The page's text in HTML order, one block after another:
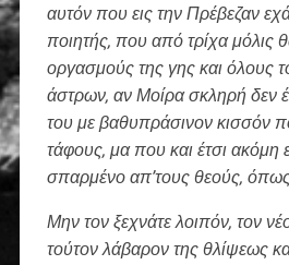
αυτόν που εις την Πρέβεζαν
ποιητής, που από τρίχα μόλις
οργασμούς της γης και όλους
άστρων, αν Μοίρα σκληρή δεν
του με βαθυπράσινον κισσόν
τάφους, μα που και έτσι ακόμη
σπαρμένο απ’τους θεούς,
Μην τον ξεχνάτε λοιπόν, τον
τούτον λάβαρον της θλίψεως